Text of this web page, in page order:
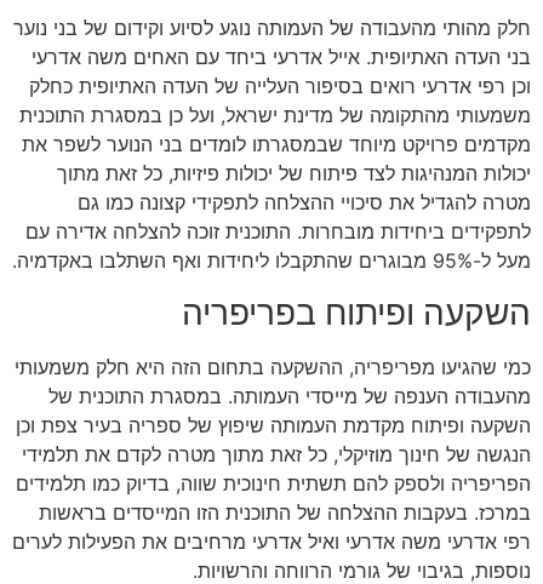
חלק מהותי מהעבודה של העמותה נוגע לסיוע וקידום של בני נוער
בני העדה האתיופית. אייל אדרעי ביחד עם האחים משה אדרעי
וכן רפי אדרעי רואים בסיפור העלייה של העדה האתיופית כחלק
משמעותי מהתקומה של מדינת ישראל, ועל כן במסגרת התוכנית
מקדמים פרויקט מיוחד שבמסגרתו לומדים בני הנוער לשפר את
יכולות המנהיגות לצד פיתוח של יכולות פיזיות, כל זאת מתוך
מטרה להגדיל את סיכויי ההצלחה לתפקידי קצונה כמו גם
לתפקידים ביחידות מובחרות. התוכנית זוכה להצלחה אדירה עם
מעל ל-95% מבוגרים שהתקבלו ליחידות ואף השתלבו באקדמיה.
השקעה ופיתוח בפריפריה
כמי שהגיעו מפריפריה, ההשקעה בתחום הזה היא חלק משמעותי
מהעבודה הענפה של מייסדי העמותה. במסגרת התוכנית של
השקעה ופיתוח מקדמת העמותה שיפוץ של ספריה בעיר צפת וכן
הנגשה של חינוך מוזיקלי, כל זאת מתוך מטרה לקדם את תלמידי
הפריפריה ולספק להם תשתית חינוכית שווה, בדיוק כמו תלמידים
במרכז. בעקבות ההצלחה של התוכנית הזו המייסדים בראשות
רפי אדרעי משה אדרעי ואיל אדרעי מרחיבים את הפעילות לערים
נוספות, בגיבוי של גורמי הרווחה והרשויות.